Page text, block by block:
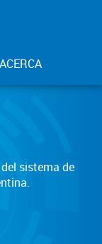
ACERCA
sistema de